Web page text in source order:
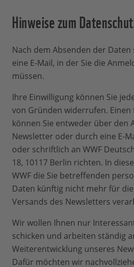
Hinweise zum
Nach dem Absenden der
eine E-Mail, in der Sie die
müssen.
Ihre Einwilligung können Sie
von Gründen widerrufen.
können Sie entweder über den
Newsletter oder durch eine E-
oder schriftlich an WWF
18, 10117 Berlin richten. In
WWF die Sie betreffenden
Daten künftig nicht mehr für die
Versands des Newsletters
Wir wollen Ihnen nur
schicken und arbeiten ständig
Weiterentwicklung unseres
Dafür möchten wir